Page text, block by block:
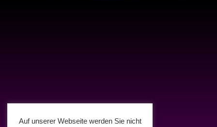
Auf unserer Webseite werden Sie nicht